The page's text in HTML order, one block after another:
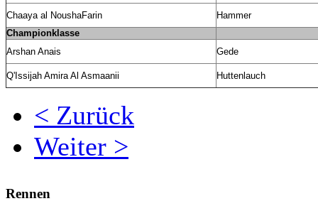
Chaaya al NoushaFarin
Hammer
Championklasse
Arshan Anais
Gede
Q'Issijah Amira Al Asmaanii Huttenlauch
< Zurück
Weiter >
Rennen